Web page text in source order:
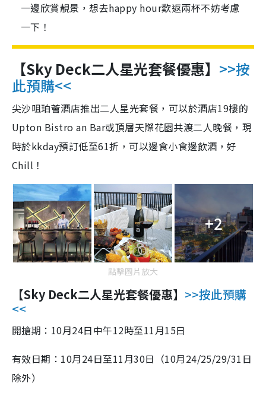
一邊欣賞靚景，想去happy hour歎返兩杯不妨考慮
一下！
【Sky Deck二人星光套餐優惠】 >>按
此預購<<
尖沙咀珀薈酒店推出二人星光套餐，可以於酒店19樓的
Upton Bistro an Bar或頂層天際花園共渡二人晚餐，現
時於kkday預訂低至61折，可以邊食小食邊飲酒，好
Chill！
+2
點擊圖片放大
【Sky Deck二人星光套餐優惠】 >>按此預購
<<
開搶期：10月24日中午12時至11月15日
有效日期：10月24日至11月30日（10月24/25/29/31日
除外）